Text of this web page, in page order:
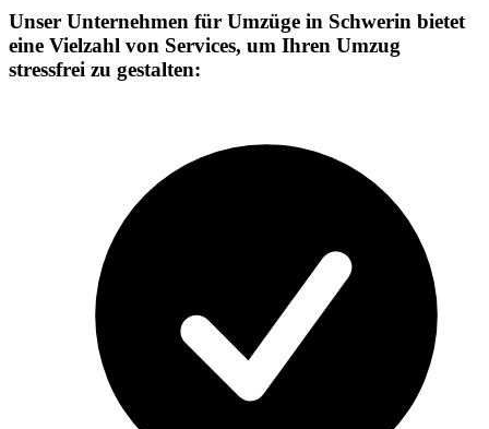
Unser Unternehmen für Umzüge in Schwerin bietet
eine Vielzahl von Services, um Ihren Umzug
stressfrei zu gestalten: